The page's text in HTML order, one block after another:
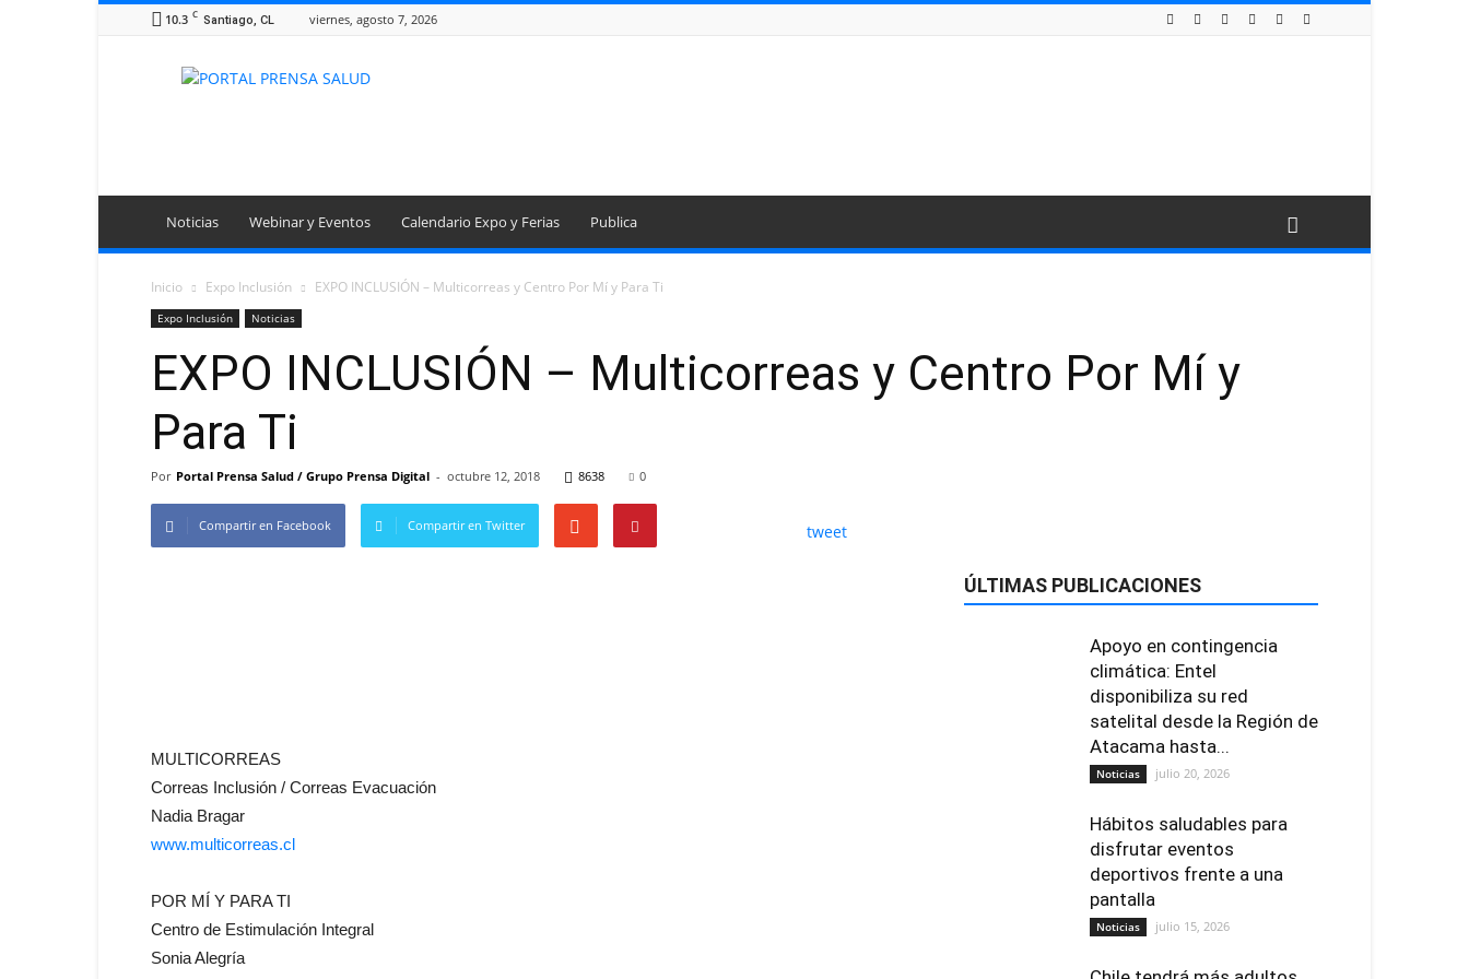
10.3 C Santiago, CL viernes, agosto 7, 2026
Portal
Noticias Webinar y Eventos Calendario Expo y Ferias Publica
Inicio Expo Inclusión EXPO INCLUSIÓN – Multicorreas y Centro Por Mí y Para Ti
Expo Inclusión Noticias
EXPO INCLUSIÓN – Multicorreas y Centro Por Mí y
Para Ti
Por Portal Prensa Salud / Grupo Prensa Digital - octubre 12, 2018 8638 0
Compartir en Facebook Compartir en Twitter tweet
MULTICORREAS
Correas Inclusión / Correas Evacuación
Nadia Bragar
www.multicorreas.cl
POR MÍ Y PARA TI
Centro de Estimulación Integral
Sonia Alegría
ÚLTIMAS PUBLICACIONES
Apoyo en contingencia
climática: Entel
disponibiliza su red
satelital desde la Región de
Atacama hasta...
Noticias julio 20, 2026
Hábitos saludables para
disfrutar eventos
deportivos frente a una
pantalla
Noticias julio 15, 2026